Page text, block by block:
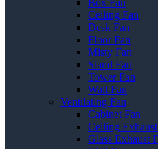
Box Fan
Ceiling Fan
Desk Fan
Floor Fan
Misty Fan
Stand Fan
Tower Fan
Wall Fan
Ventilating Fan
Cabinet Fan
Ceiling
Glass Exhaust